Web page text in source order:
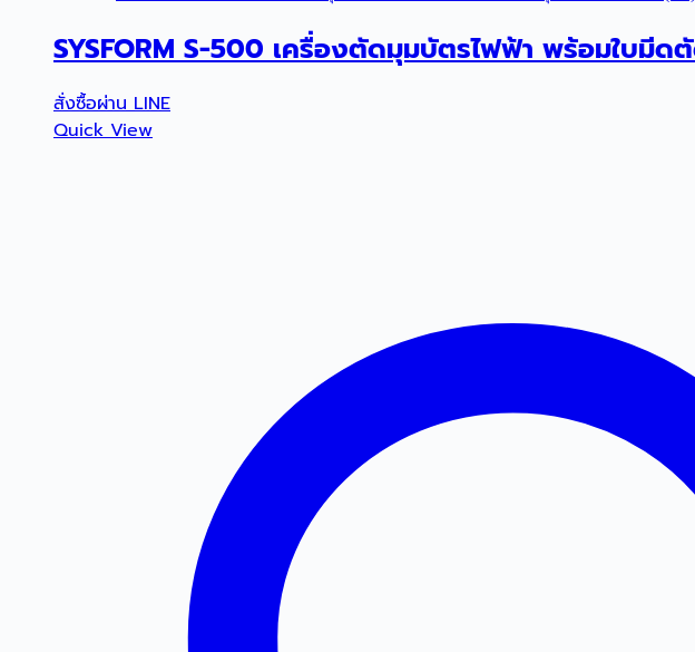
SYSFORM S-500 เครื่องตัดมุมบัตรไฟฟ้า พร้อมใบมี
สั่งซื้อผ่าน LINE
Quick View